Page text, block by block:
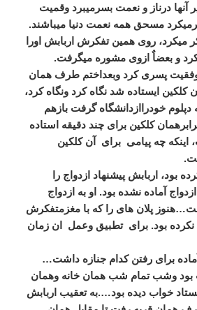
درناز و نعمت بسرمیبرد وقمیت
مسحق همه نعمت دنیا میباشند.
میکرد، روی همین تفکرش اربابش اورا
و بعضاٌ ازوی مشوره میگرفت.
موفقیت پسری کرد وبعداختم طرف همان
کلکین ایستاده شد نگاه کرد ونگاه کرد،
خودراازدانشگاه گرفت بازهم
کلکین برای چند دقیقه استاده
چه پیامی برای آن کلکین
بود، اربابش پیشنهاد ازدواج را
آماده نشده بود. او به ازدواج
پلان های را که با مغزمتفکرش
بود. برای تطبیق وعمل ان زمان
برای رفتن کدام جنازه داشت…
بود وشب تمام شب همان خانه وهمان
خواب دیده بود….به تعقیب اربابش